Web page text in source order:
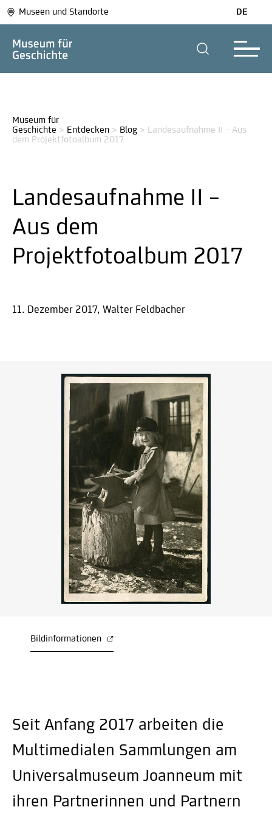
Museen und Standorte DE
Museum für
Geschichte > Entdecken > Blog > Landesaufnahme II – Aus
dem Projektfotoalbum 2017
Landesaufnahme II –
Aus dem
Projektfotoalbum 2017
11. Dezember 2017, Walter Feldbacher
Bildinformationen
Seit Anfang 2017 arbeiten die
Multimedialen Sammlungen am
Universalmuseum Joanneum mit
ihren Partnerinnen und Partnern